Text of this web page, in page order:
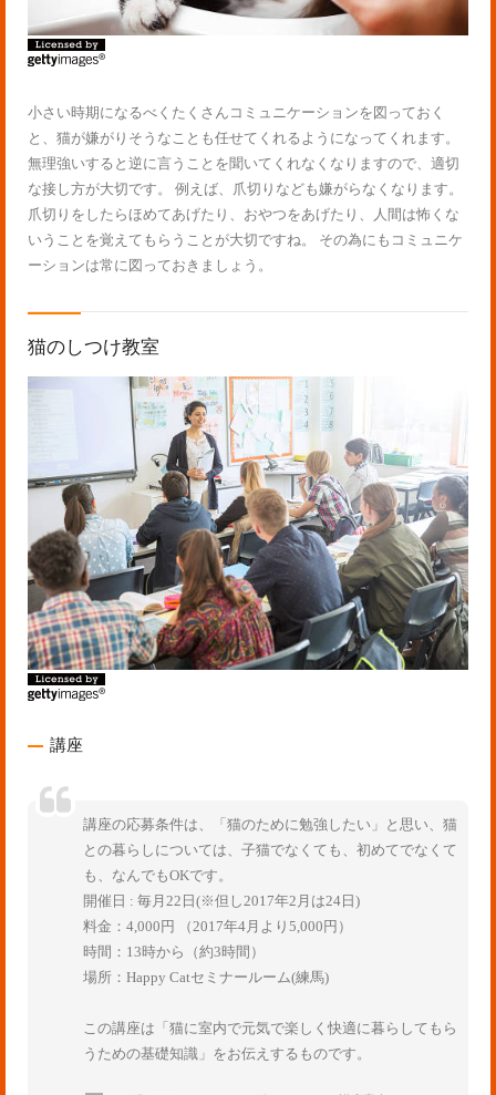
小さい時期になるべくたくさんコミュニケーションを図っておく
と、猫が嫌がりそうなことも任せてくれるようになってくれます。
無理強いすると逆に言うことを聞いてくれなくなりますので、適切
な接し方が大切です。 例えば、爪切りなども嫌がらなくなります。
爪切りをしたらほめてあげたり、おやつをあげたり、人間は怖くな
いうことを覚えてもらうことが大切ですね。 その為にもコミュニケ
ーションは常に図っておきましょう。
猫のしつけ教室
講座
講座の応募条件は、「猫のために勉強したい」と思い、猫
との暮らしについては、子猫でなくても、初めてでなくて
も、なんでもOKです。
開催日 : 毎月22日(※但し2017年2月は24日)
料金：4,000円 （2017年4月より5,000円）
時間：13時から（約3時間）
場所：Happy Catセミナールーム(練馬)
この講座は「猫に室内で元気で楽しく快適に暮らしてもら
うための基礎知識」をお伝えするものです。